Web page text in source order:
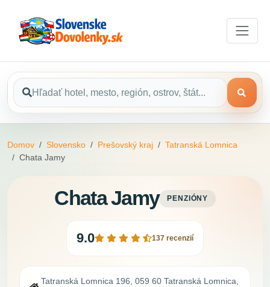
Domov Slovensko Prešovský kraj
Tatranská Lomnica
Chata Jamy
Chata Jamy PENZIÓNY
9.0 137 recenzií
Tatranská Lomnica 196, 059 60 Tatranská Lomnica,